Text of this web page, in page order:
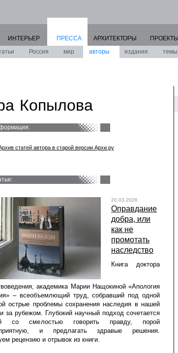
ИНТЕРЬЕР
ПРЕССА
Россия мир авторы издания темы
АРХИТЕКТОРЫ ПРОЕКТЫ
Копылова
статей автора в старой версии Архи.ру
20.03.2026
Оправдание
добра, или
как не
промотать
наследство
Книга доктора
академика Марии Нащокиной «Апология
– всеобъемлющий труд, собравший под одной
острые проблемы сохранения наследия в нашей
за рубежом. Глубокий научный подход сочетается
со смелостью говорить правду, порой
и предлагать здравые решения.
рецензию и отрывок из книги.